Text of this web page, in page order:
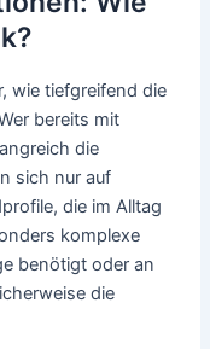
wie tiefgreifend die
bereits mit
die
sich nur auf
die im Alltag
komplexe
benötigt oder an
die